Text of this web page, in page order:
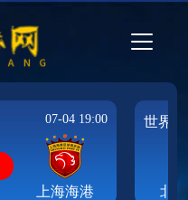
07-04 19:00
上海海港
世界杯
北